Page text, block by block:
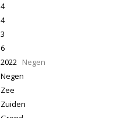
4
4
3
6
2022 Negen
Negen
Zee
Zuiden